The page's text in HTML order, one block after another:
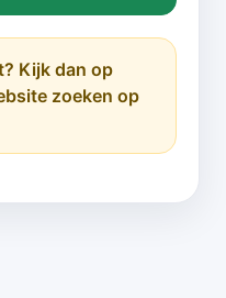
Kijk dan op
zoeken op